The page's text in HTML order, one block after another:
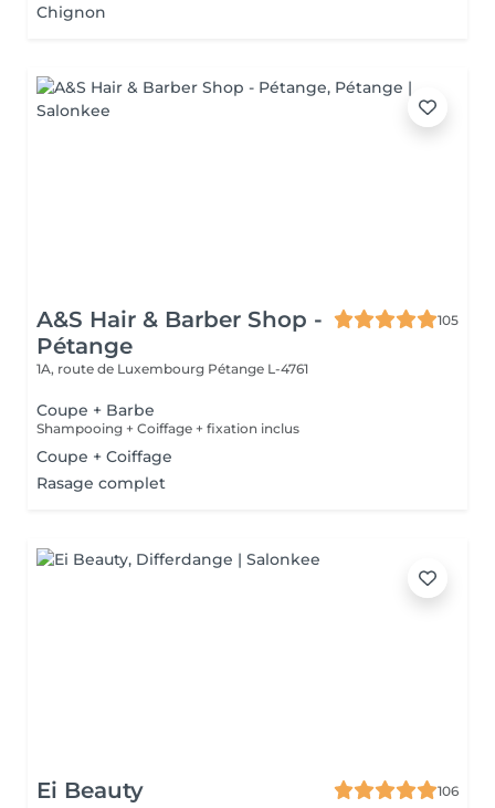
Chignon
A&S Hair & Barber Shop -
Pétange
105
1A, route de Luxembourg Pétange L-4761
Coupe + Barbe
Shampooing + Coiffage + fixation inclus
Coupe + Coiffage
Rasage complet
Ei Beauty
106